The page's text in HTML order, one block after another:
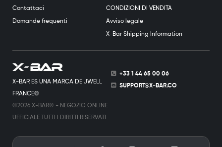
X-BAR ES UNA MARCA DE JWELL
FRANCE©
©2026 X-BAR® - NEGOZIO ONLINE
UFFICIALE TUTTI I DIRITTI RISERVATI
+33 1 44 65 00 06
SUPPORT@X-BAR.CO
Contattaci
Domande frequenti
CONDIZIONI DI VENDITA
Avviso legale
X-Bar Shipping Information